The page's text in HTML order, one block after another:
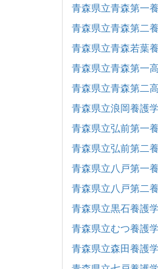
青森県立青森第一
青森県立青森第二
青森県立青森若葉
青森県立青森第一
青森県立青森第二
青森県立浪岡養護
青森県立弘前第一
青森県立弘前第二
青森県立八戸第一
青森県立八戸第二
青森県立黒石養護
青森県立むつ養護
青森県立森田養護